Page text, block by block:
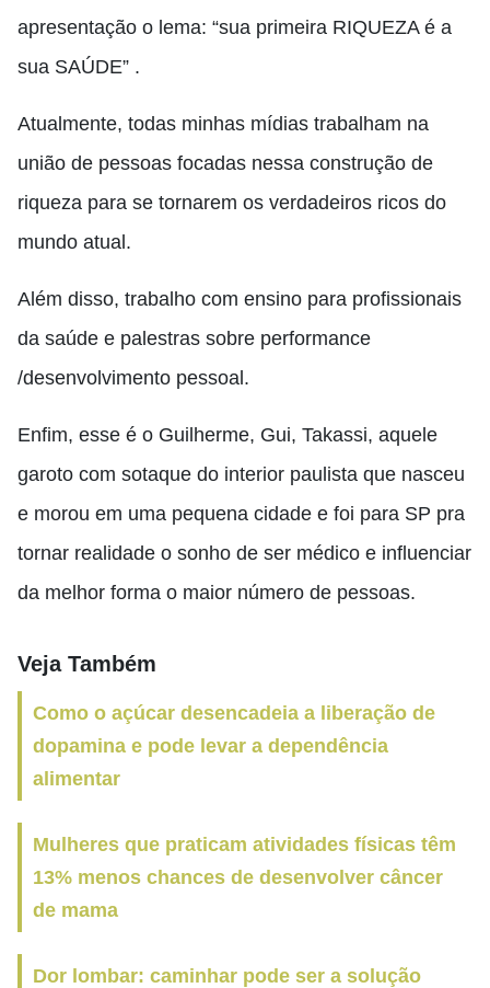
apresentação o lema: “sua primeira RIQUEZA é a
sua SAÚDE” .
Atualmente, todas minhas mídias trabalham na
união de pessoas focadas nessa construção de
riqueza para se tornarem os verdadeiros ricos do
mundo atual.
Além disso, trabalho com ensino para profissionais
da saúde e palestras sobre performance
/desenvolvimento pessoal.
Enfim, esse é o Guilherme, Gui, Takassi, aquele
garoto com sotaque do interior paulista que nasceu
e morou em uma pequena cidade e foi para SP pra
tornar realidade o sonho de ser médico e influenciar
da melhor forma o maior número de pessoas.
Veja Também
Como o açúcar desencadeia a liberação de
dopamina e pode levar a dependência
alimentar
Mulheres que praticam atividades físicas têm
13% menos chances de desenvolver câncer
de mama
Dor lombar: caminhar pode ser a solução